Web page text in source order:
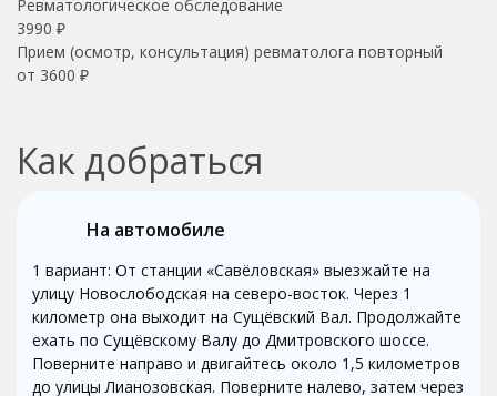
Ревматологическое обследование
3990 ₽
Прием (осмотр, консультация) ревматолога повторный
от 3600 ₽
Как добраться
На автомобиле
1 вариант: От станции «Савёловская» выезжайте на
улицу Новослободская на северо-восток. Через 1
километр она выходит на Сущёвский Вал. Продолжайте
ехать по Сущёвскому Валу до Дмитровского шоссе.
Поверните направо и двигайтесь около 1,5 километров
до улицы Лианозовская. Поверните налево, затем через